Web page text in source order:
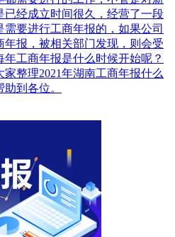
已经成立时间很久，经营了一段
要进行工商年报的，如果公司
年报，被相关部门发现，则会受
工商年报是什么时候开始呢？
整理2021年湖南工商年报什么
到各位。